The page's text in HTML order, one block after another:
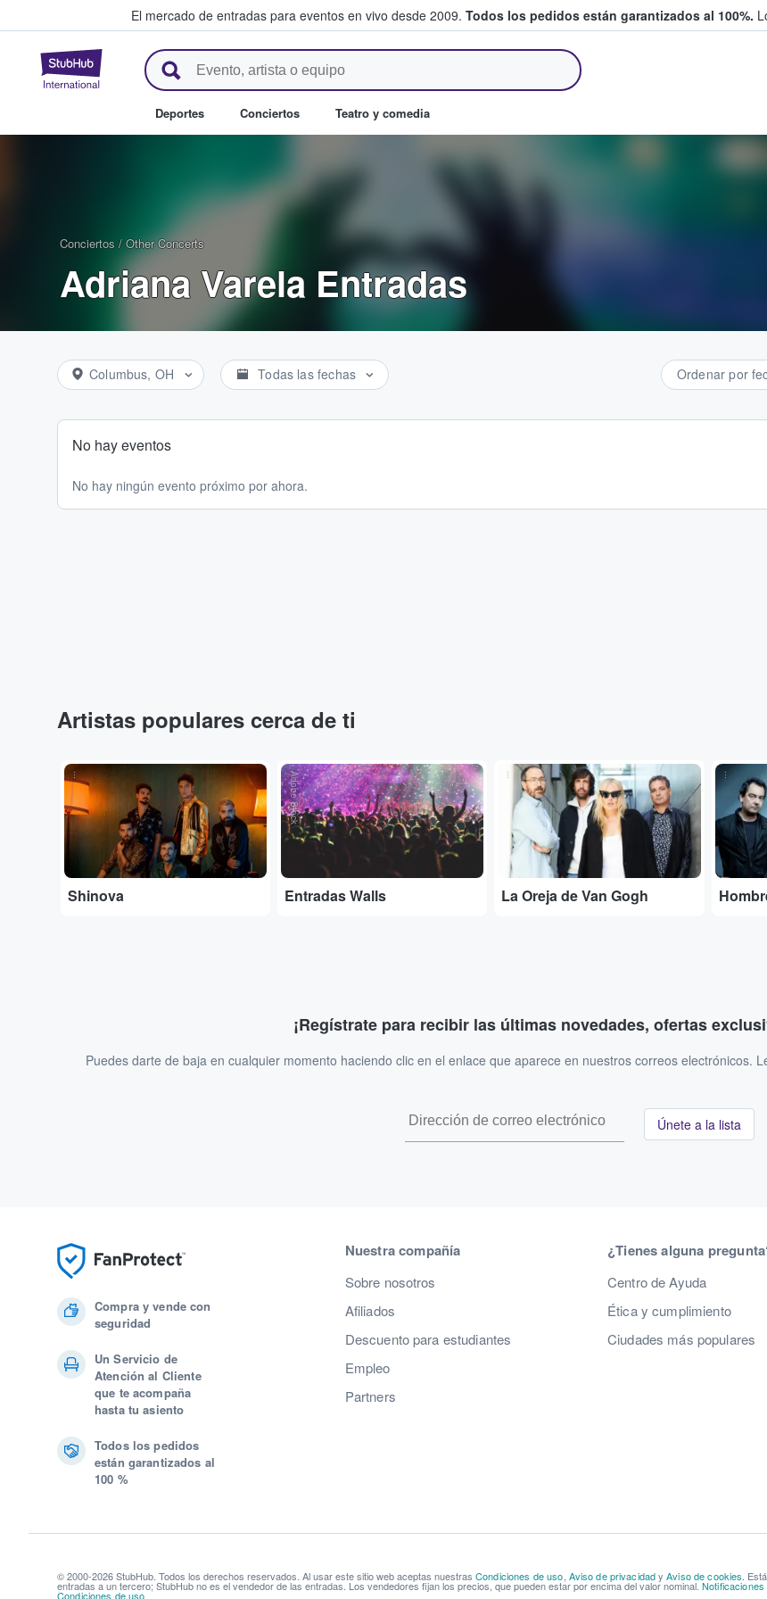
El mercado de entradas para eventos en vivo desde 2009. Todos los pedidos están garantizados al 100%.
StubHub: compra y venta de entradas entre fans
Deportes Conciertos Teatro y comedia
Conciertos / Other Concerts
Adriana Varela Entradas
Columbus, OH Todas las fechas Ordenar por
No hay eventos
No hay ningún evento próximo por ahora.
Artistas populares cerca de ti
...
Shinova
Adobe Stock
Entradas Walls
...
La Oreja de Van Gogh
...
¡Regístrate para recibir las últimas novedades, ofertas
Puedes darte de baja en cualquier momento haciendo clic en el enlace que aparece en nuestros correos electrónicos.
Únete a la lista
Compra y vende con
seguridad
Un Servicio de
Atención al Cliente
que te acompaña
hasta tu asiento
Todos los pedidos
están garantizados al
100 %
Nuestra compañía
Sobre nosotros
Afiliados
Descuento para estudiantes
Empleo
Partners
¿Tienes alguna
Centro de Ayuda
Ética y cumplimiento
Ciudades más populares
© 2000-2026 StubHub. Todos los derechos reservados. Al usar este sitio web aceptas nuestras Condiciones de uso Aviso de privacidadyAviso de cookies .
entradas a un tercero; StubHub no es el vendedor de las entradas. Los vendedores fijan los precios, que pueden estar por encima del valor nominal. Notificaciones
Condiciones de uso